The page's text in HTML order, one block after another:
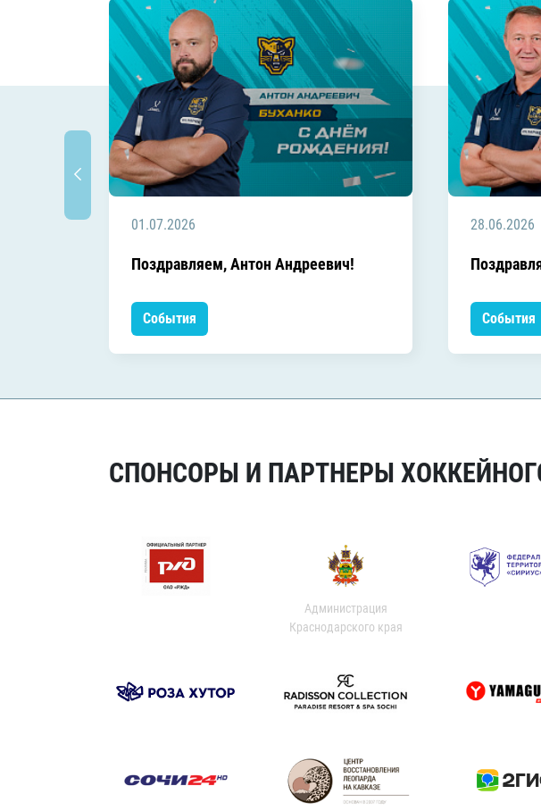
01.07.2026
Поздравляем, Антон Андреевич!
События
28.06.2026
События
СПОНСОРЫ И ПАРТНЕРЫ
Администрация
Краснодарского края